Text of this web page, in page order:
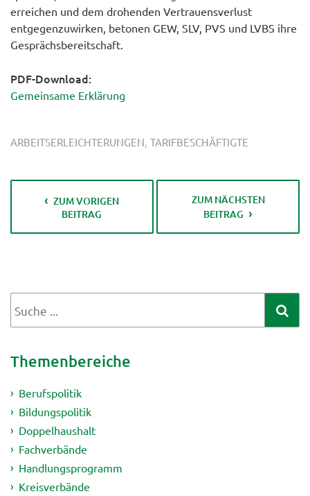
erreichen und dem drohenden Vertrauensverlust
entgegenzuwirken, betonen GEW, SLV, PVS und LVBS ihre
Gesprächsbereitschaft.
PDF-Download:
Gemeinsame Erklärung
ARBEITSERLEICHTERUNGEN TARIFBESCHÄFTIGTE
ZUM VORIGEN
BEITRAG
ZUM NÄCHSTEN
BEITRAG
Themenbereiche
Berufspolitik
Bildungspolitik
Doppelhaushalt
Fachverbände
Handlungsprogramm
Kreisverbände